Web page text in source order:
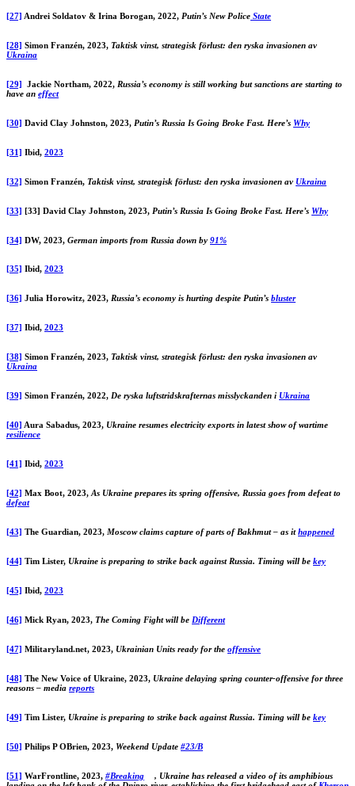
[27] Andrei Soldatov & Irina Borogan, 2022, Putin’s New Police State
[28] Simon Franzén, 2023, Taktisk vinst, strategisk förlust: den ryska invasionen av
Ukraina
[29] Jackie Northam, 2022, Russia’s economy is still working but sanctions are starting to
have an effect
[30] David Clay Johnston, 2023, Putin’s Russia Is Going Broke Fast. Here’s Why
[31] Ibid, 2023
[32] Simon Franzén, Taktisk vinst, strategisk förlust: den ryska invasionen av Ukraina
[33] [33] David Clay Johnston, 2023, Putin’s Russia Is Going Broke Fast. Here’s Why
[34] DW, 2023, German imports from Russia down by 91%
[35] Ibid, 2023
[36] Julia Horowitz, 2023, Russia’s economy is hurting despite Putin’s bluster
[37] Ibid, 2023
[38] Simon Franzén, 2023, Taktisk vinst, strategisk förlust: den ryska invasionen av
Ukraina
[39] Simon Franzén, 2022, De ryska luftstridskrafternas misslyckanden i Ukraina
[40] Aura Sabadus, 2023, Ukraine resumes electricity exports in latest show of wartime
resilience
[41] Ibid, 2023
[42] Max Boot, 2023, As Ukraine prepares its spring offensive, Russia goes from defeat to
defeat
[43] The Guardian, 2023, Moscow claims capture of parts of Bakhmut – as ithappened
[44] Tim Lister, Ukraine is preparing to strike back against Russia. Timing will be key
[45] Ibid, 2023
[46] Mick Ryan, 2023, The Coming Fight will be Different
[47] Militaryland.net, 2023, Ukrainian Units ready for the offensive
[48] The New Voice of Ukraine, 2023, Ukraine delaying spring counter-offensive for three
reasons – media reports
[49] Tim Lister, Ukraine is preparing to strike back against Russia. Timing will be key
[50] Philips P OBrien, 2023, Weekend Update #23/B
[51] WarFrontline, 2023, #Breaking
, Ukraine has released a video of its amphibious